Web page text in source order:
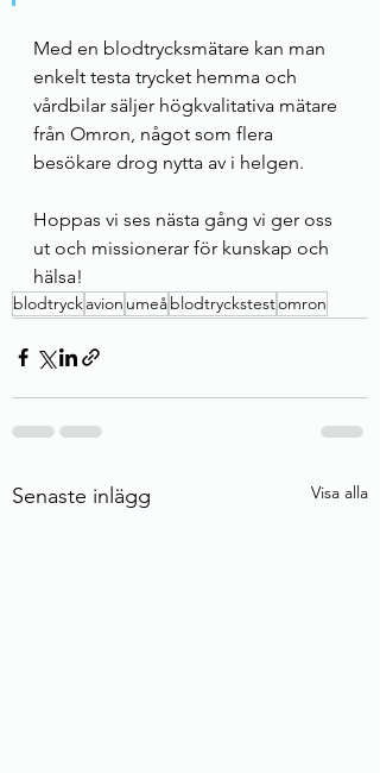
Med en blodtrycksmätare kan man
enkelt testa trycket hemma och
vårdbilar säljer högkvalitativa mätare
från Omron, något som flera
besökare drog nytta av i helgen.
Hoppas vi ses nästa gång vi ger oss
ut och missionerar för kunskap och
hälsa!
blodtryckavion umeåblodtryckstestomron
Senaste inlägg Visa alla